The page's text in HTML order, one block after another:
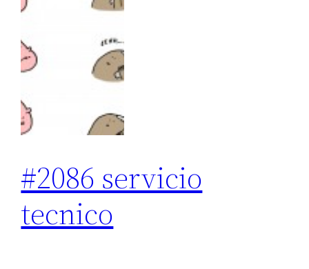
#2086 servicio
tecnico